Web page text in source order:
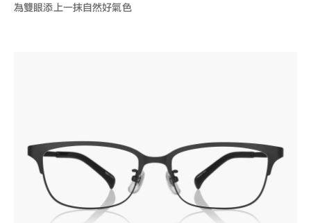
為雙眼添上一抹自然好氣色